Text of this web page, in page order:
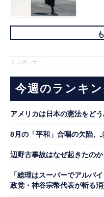
※ スポンサー
今週のランキ
アメリカは日本の憲法をど
8月の「平和」合唱の欠陥、
辺野古事故はなぜ起きたのか
「総理はスーパーでアル
政党・神谷宗幣代表が斬る